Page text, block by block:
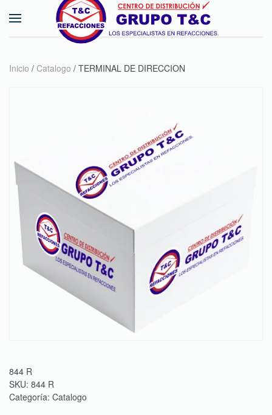
Skip to main content
Inicio / Catalogo / TERMINAL DE DIRECCION
844 R
SKU: 844 R
Categoría: Catalogo